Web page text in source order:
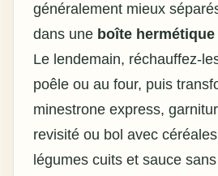
généralement mieux
dans une boîte hermétique
Le lendemain, réchauffez-
poêle ou au four, puis
minestrone express,
revisité ou bol avec
légumes cuits et sauce